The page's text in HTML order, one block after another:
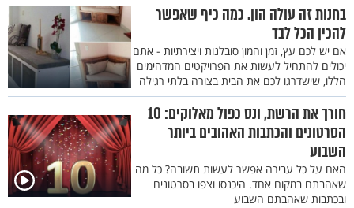
בחנות זה עולה הון. כמה כיף שאפשר
להכין הכל לבד
אם יש לכם עץ, זמן והמון סובלנות ויצירתיות - אתם
יכולים להתחיל לעשות את הפרויקטים המדהימים
הללו, שישדרגו לכם את הבית בצורה בלתי רגילה
חורך את הרשת, ונס כפול מאלוקים: 10
הסרטונים והכתבות האהובים ביותר
השבוע
האם על כל עבירה אפשר לעשות תשובה? כל מה
שאהבתם במקום אחד. היכנסו וצפו בסרטונים
ובכתבות שאהבתם השבוע